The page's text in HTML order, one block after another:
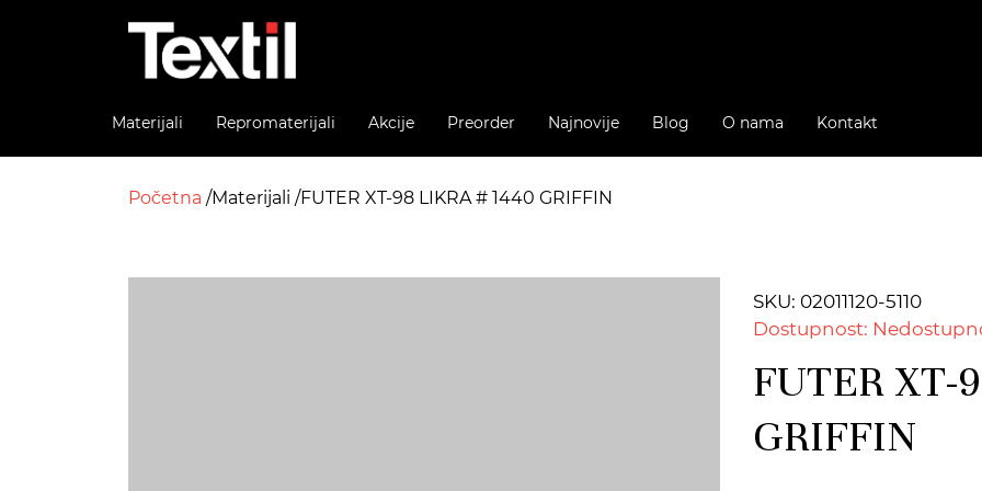
Materijali Repromaterijali Akcije Preorder Najnovije Blog O nama Kontakt
Početna Materijali FUTER XT-98 LIKRA # 1440 GRIFFIN
SKU: 02011120-5110
Dostupnost:
FUTER XT-
GRIFFIN